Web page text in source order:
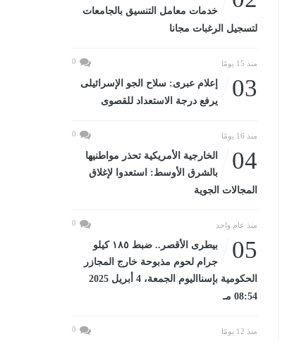
خدمات معامل التنسيق بالجامعات
لتسجيل الرغبات مجانا
منذ 15 يومًا 0
03
إعلام عبرى: سلاح الجو الإسرائيلى
يرفع درجة الاستعداد للقصوى
منذ 16 يومًا 0
04
الخارجية الأمريكية تحذر مواطنيها
بالشرق الأوسط: استعدوا لإغلاق
المجالات الجوية
منذ عام واحد 0
05
بيطرى الأقصر.. ضبط ١٨٥ كيلو
جرام لحوم مذبوحة خارج المجازر
الحكومية بإسنااليوم الجمعة، 4 أبريل 2025
08:54 مـ
منذ 12 يومًا 0